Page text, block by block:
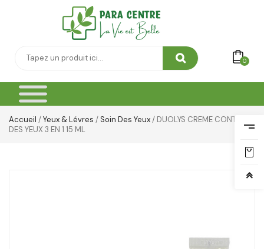
0
Accueil /Yeux & Lévres /Soin Des Yeux/ DUOLYS CREME CONTOUR
DES YEUX 3 EN 1 15 ML